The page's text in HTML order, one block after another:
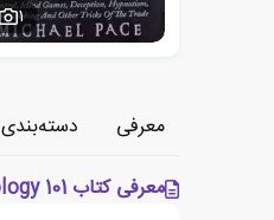
1
معرفی دسته‌بندی
معرفی کتاب Dark Psychology 101